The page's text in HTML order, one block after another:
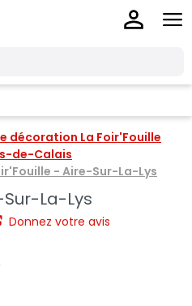
décoration La Foir'Fouille
de-Calais
- Aire-Sur-La-Lys
La-Lys
Donnez votre avis